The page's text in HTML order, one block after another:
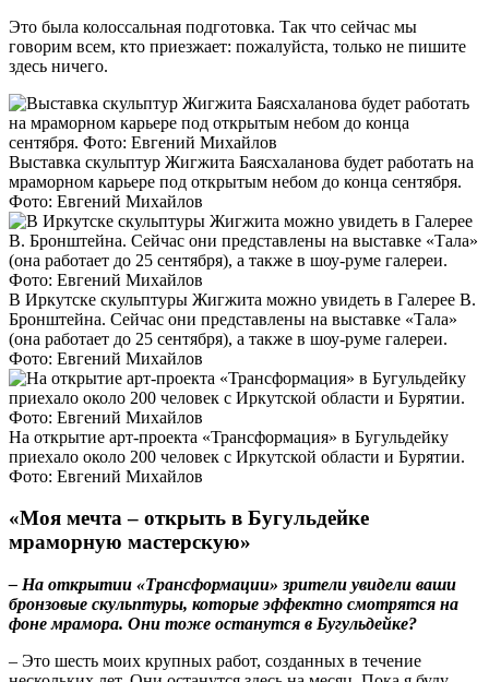
Это была колоссальная подготовка. Так что сейчас мы
говорим всем, кто приезжает: пожалуйста, только не пишите
здесь ничего.
Выставка скульптур Жигжита Баясхаланова будет работать на
мраморном карьере под открытым небом до конца сентября.
Фото: Евгений Михайлов
В Иркутске скульптуры Жигжита можно увидеть в Галерее В.
Бронштейна. Сейчас они представлены на выставке «Тала»
(она работает до 25 сентября), а также в шоу-руме галереи.
Фото: Евгений Михайлов
На открытие арт-проекта «Трансформация» в Бугульдейку
приехало около 200 человек с Иркутской области и Бурятии.
Фото: Евгений Михайлов
«Моя мечта – открыть в Бугульдейке
мраморную мастерскую»
– На открытии «Трансформации» зрители увидели ваши
бронзовые скульптуры, которые эффектно смотрятся на
фоне мрамора. Они тоже останутся в Бугульдейке?
– Это шесть моих крупных работ, созданных в течение